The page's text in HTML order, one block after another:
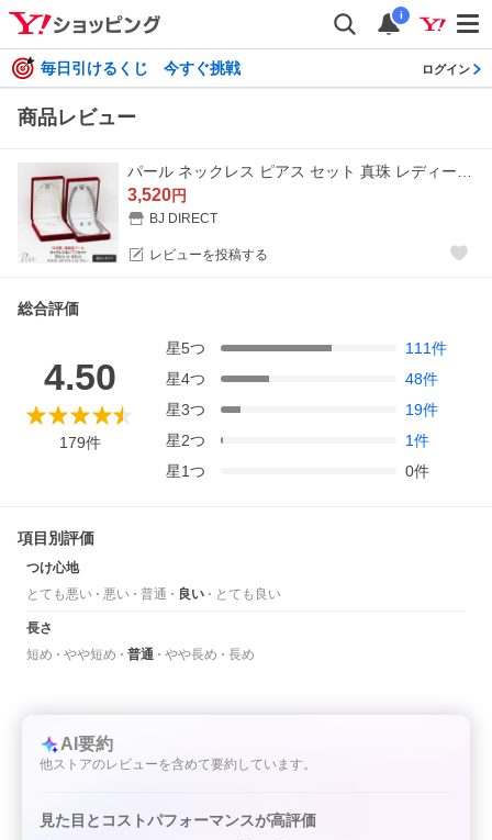
i
毎日引けるくじ 今すぐ挑戦 ログイン
商品レビュー
3,520円
BJ DIRECT
レビューを投稿する
総合評価
4.50
179件
星5つ 111件
星4つ 48件
星3つ 19件
星2つ 1件
星1つ 0件
項目別評価
つけ心地
とても悪い
悪い 普通 良い とても良い
長さ
短め
やや短め 普通 やや長め 長め
AI要約
他ストアのレビューを含めて要約しています。
見た目とコストパフォーマンスが高評価